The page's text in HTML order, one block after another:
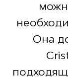
Она